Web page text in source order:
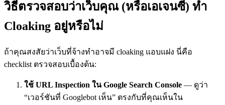
วิธีตรวจสอบว่าเว็บคุณ (หรือเอเจนซี) ทำ
Cloaking อยู่หรือไม่
ถ้าคุณสงสัยว่าเว็บที่จ้างทำอาจมี cloaking แอบแฝง นี่คือ
checklist ตรวจสอบเบื้องต้น:
ใช้ URL Inspection ใน Google Search Console — ดูว่า
“เวอร์ชันที่ Googlebot เห็น” ตรงกับที่คุณเห็นใน